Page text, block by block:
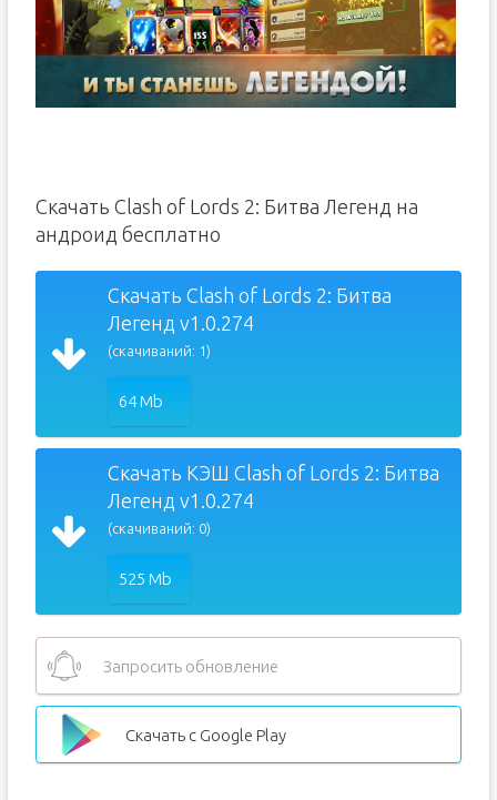
Скачать Clash of Lords 2: Битва Легенд на
андроид бесплатно
Скачать Clash of Lords 2: Битва
Легенд v1.0.274
(скачиваний: 1)
64 Mb
Скачать КЭШ Clash of Lords 2: Битва
Легенд v1.0.274
(скачиваний: 0)
525 Mb
Запросить обновление
Скачать с Google Play